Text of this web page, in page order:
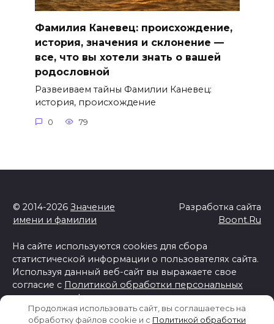
Фамилия Каневец: происхождение,
история, значения и склонение —
все, что вы хотели знать о вашей
родословной
Развеиваем тайны Фамилии Каневец:
история, происхождение
0 79
© 2014-2026 Значение
имени и фамилии
Разработка сайта
Boont.Ru
На сайте используются cookies для сбора
статистической информации о пользователях сайта.
Используя данный веб-сайт вы выражаете свое
согласие с Политикой обработки персональных
данных и конфиденциальности
Отказ от ответственности
Продолжая использовать сайт, вы соглашаетесь на
обработку файлов cookie и c Политикой обработки